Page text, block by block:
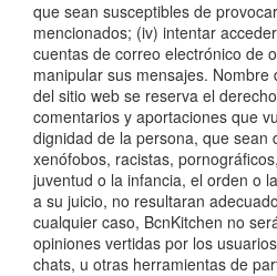
que sean susceptibles de
mencionados; (iv) intentar
cuentas de correo electrónico de
manipular sus mensajes.
del sitio web se reserva el
comentarios y aportaciones que
dignidad de la persona, que sean
xenófobos, racistas,
juventud o la infancia, el orden o
a su juicio, no resultaran
cualquier caso, BcnKitchen no
opiniones vertidas por los
chats, u otras herramientas de